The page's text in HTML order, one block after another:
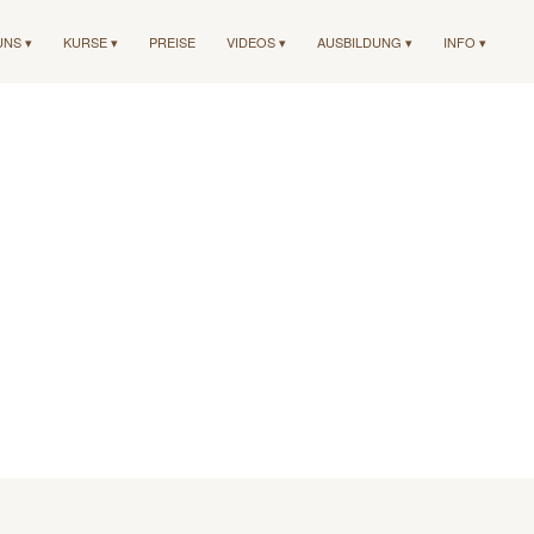
▾ KURSE ▾ PREISE VIDEOS ▾ AUSBILDUNG ▾ INFO ▾